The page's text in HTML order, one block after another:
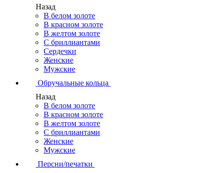
Назад
В белом золоте
В красном золоте
В желтом золоте
С бриллиантами
Сердечки
Женские
Мужские
Обручальные кольца
Назад
В белом золоте
В красном золоте
В желтом золоте
С бриллиантами
Женские
Мужские
Персни/печатки